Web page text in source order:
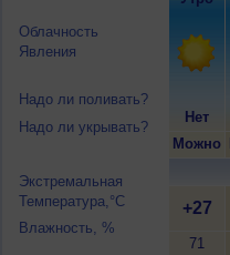
Облачность
Явления
Надо ли поливать?
Надо ли укрывать?
Экстремальная
Температура,°C
Влажность, %
Нет
Можно
+27
71